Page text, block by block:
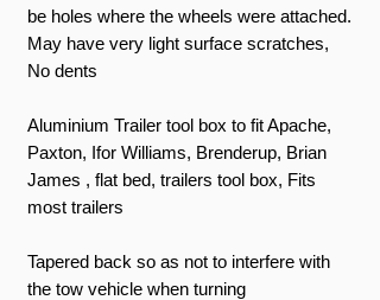
be holes where the wheels were attached.
May have very light surface scratches,
No dents
Aluminium Trailer tool box to fit Apache,
Paxton, Ifor Williams, Brenderup, Brian
James , flat bed, trailers tool box, Fits
most trailers
Tapered back so as not to interfere with
the tow vehicle when turning